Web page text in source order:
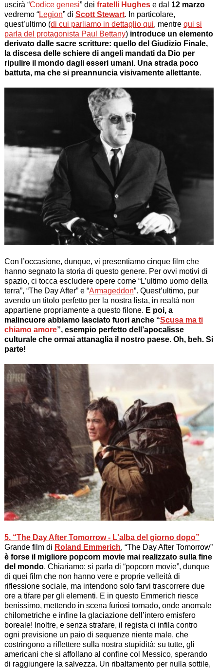
uscirà “Codice genesi” dei fratelli Hughese dal 12 marzo
vedremo “Legion” di Scott Stewart. In particolare,
quest’ultimo (di cui parliamo in dettaglio qui, mentre qui si
parla del protagonista Paul Bettany) introduce un elemento
derivato dalle sacre scritture: quello del Giudizio Finale,
la discesa delle schiere di angeli mandati da Dio per
ripulire il mondo dagli esseri umani. Una strada poco
battuta, ma che si preannuncia visivamente allettante.
Con l’occasione, dunque, vi presentiamo cinque film che
hanno segnato la storia di questo genere. Per ovvi motivi di
spazio, ci tocca escludere opere come “L’ultimo uomo della
terra”, “The Day After” e “Armageddon”. Quest’ultimo, pur
avendo un titolo perfetto per la nostra lista, in realtà non
appartiene propriamente a questo filone. E poi, a
malincuore abbiamo lasciato fuori anche “Scusa ma ti
chiamo amore”, esempio perfetto dell’apocalisse
culturale che ormai attanaglia il nostro paese. Oh, beh. Si
parte!
5. “The Day After Tomorrow - L'alba del giorno dopo”
Grande film di Roland Emmerich, “The Day After Tomorrow”
è forse il migliore popcorn movie mai realizzato sulla fine
del mondo. Chiariamo: si parla di “popcorn movie”, dunque
di quei film che non hanno vere e proprie velleità di
riflessione sociale, ma intendono solo farvi trascorrere due
ore a tifare per gli elementi. E in questo Emmerich riesce
benissimo, mettendo in scena furiosi tornado, onde anomale
chilometriche e infine la glaciazione dell’intero emisfero
boreale! Inoltre, e senza strafare, il regista ci infila contro
ogni previsione un paio di sequenze niente male, che
costringono a riflettere sulla nostra stupidità: su tutte, gli
americani che si affollano al confine col Messico, sperando
di raggiungere la salvezza. Un ribaltamento per nulla sottile,